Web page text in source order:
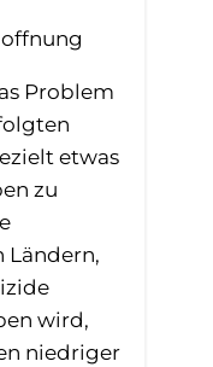
Problem
etwas
zu
Ländern,
wird,
niedriger